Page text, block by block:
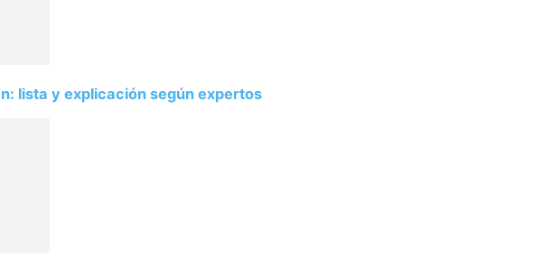
lista y explicación según expertos